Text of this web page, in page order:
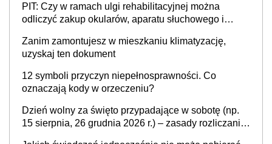
PIT: Czy w ramach ulgi rehabilitacyjnej można
odliczyć zakup okularów, aparatu słuchowego i
Zanim zamontujesz w mieszkaniu klimatyzację,
uzyskaj ten dokument
12 symboli przyczyn niepełnosprawności. Co
oznaczają kody w orzeczeniu?
Dzień wolny za święto przypadające w sobotę (np.
15 sierpnia, 26 grudnia 2026 r.) – zasady rozliczania